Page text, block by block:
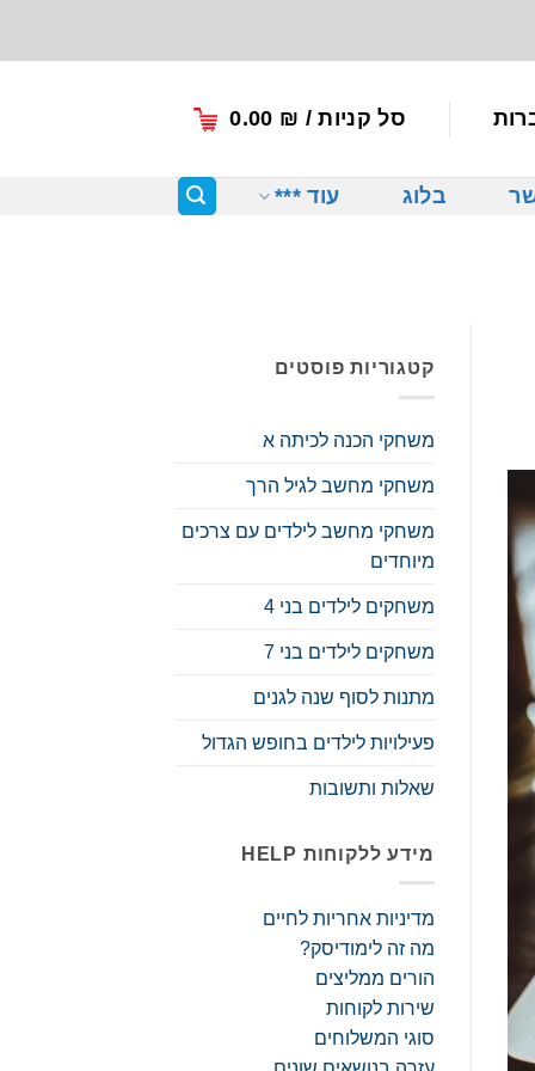
סל קניות / 0.00 ₪
בלוג עוד ***
קטגוריות פוסטים
משחקי הכנה לכיתה א
משחקי מחשב לגיל הרך
משחקי מחשב לילדים עם צרכים
מיוחדים
משחקים לילדים בני 4
משחקים לילדים בני 7
מתנות לסוף שנה לגנים
פעילויות לילדים בחופש הגדול
שאלות ותשובות
מידע ללקוחות HELP
מדיניות אחריות לחיים
מה זה לימודיסק?
הורים ממליצים
שירות לקוחות
סוגי המשלוחים